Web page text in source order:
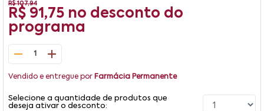
R$ 107,94
R$ 91,75 no desconto do
programa
1
Vendido e entregue por Farmácia Permanente
Selecione a quantidade de produtos que
deseja ativar o desconto: